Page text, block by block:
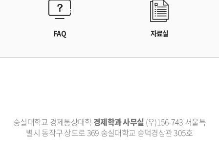
FAQ 자료실
숭실대학교 경제통상대학 경제학과 사무실 (우)156-743 서울특
별시 동작구 상도로 369 숭실대학교 숭덕경상관 305호